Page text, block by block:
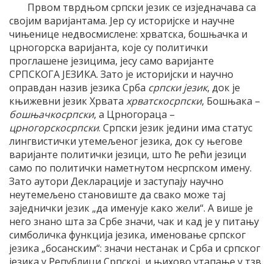
Првом тврдњом српски језик се изједначава са
својим варијантама. Јер су историјске и научне
чињенице недвосмислене: хрватска, бошњачка и
црногорска варијанта, које су политички
проглашене језицима, јесу само варијанте
СРПСКОГА ЈЕЗИКА. Зато је историјски и научно
оправдан назив језика Срба српски језик, док је
књижевни језик Хрвата хрватскосрпски, Бошњака –
бошњачкосрпски, а Црногораца –
црногорскосрпски. Српски језик једини има статус
лингвистички утемељеног језика, док су његове
варијанте политички језици, што ће рећи језици
само по политички наметнутом несрпском имену.
Зато аутори Декларације и заступају научно
неутемељено становиште да свако може тај
заједнички језик „да именује како жели“. А више је
него знано шта за Србе значи, чак и кад је у питању
симболичка функција језика, именовање српског
језика „босанским“: значи нестанак и Срба и српског